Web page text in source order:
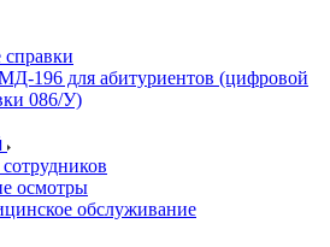
для абитуриентов (цифровой
086/У)
осмотры
обслуживание